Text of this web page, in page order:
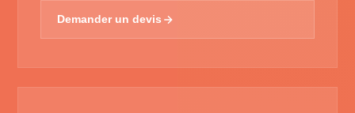
Demander un devis